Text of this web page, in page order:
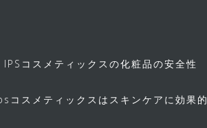
IPSコスメティックスの化粧品の安全性
コスメティックスはスキンケアに効果的